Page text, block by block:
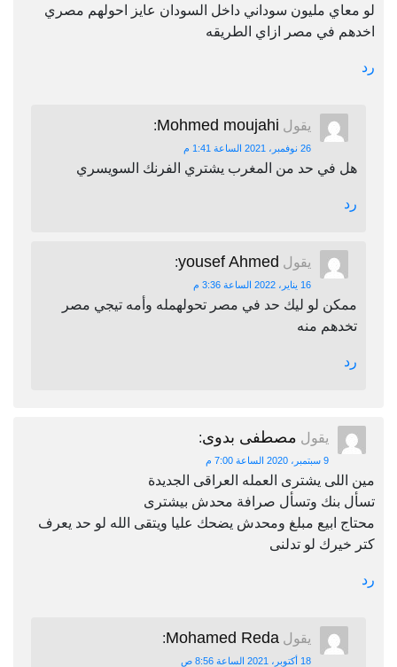
لو معاي مليون سوداني داخل السودان عايز احولهم مصري
اخدهم في مصر ازاي الطريقه
رد
يقول Mohmed moujahi
:
26 نوفمبر، 2021 الساعة 1:41 م
هل في حد من المغرب يشتري الفرنك السويسري
رد
يقول yousef Ahmed
:
16 يناير، 2022 الساعة 3:36 م
ممكن لو ليك حد في مصر تحولهمله وأمه تيجي مصر
تخدهم منه
رد
يقول مصطفى بدوى:
9 سبتمبر، 2020 الساعة 7:00 م
مين اللى يشترى العمله العراقى الجديدة
تسأل بنك وتسأل صرافة محدش بيشترى
محتاج ابيع مبلغ ومحدش يضحك عليا ويتقى الله لو حد يعرف
كتر خيرك لو تدلنى
رد
يقول Mohamed Reda
:
18 أكتوبر، 2021 الساعة 8:56 ص